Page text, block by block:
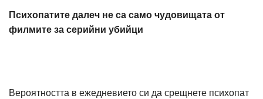
Психопатите далеч не са само чудовищата от
филмите за серийни убийци
Вероятността в ежедневието си да срещнете психопат